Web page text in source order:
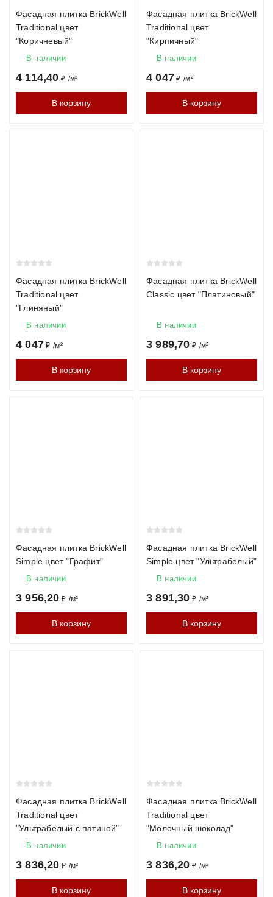
Фасадная плитка BrickWell
Traditional цвет
"Коричневый"
В наличии
4 114,40 ₽ /м²
В корзину
Фасадная плитка BrickWell
Traditional цвет
"Кирпичный"
В наличии
4 047 ₽ /м²
В корзину
Фасадная плитка BrickWell
Traditional цвет
"Глиняный"
В наличии
4 047 ₽ /м²
В корзину
Фасадная плитка BrickWell
Classic цвет "Платиновый"
В наличии
3 989,70 ₽ /м²
В корзину
Фасадная плитка BrickWell
Simple цвет "Графит"
В наличии
3 956,20 ₽ /м²
В корзину
Фасадная плитка BrickWell
Simple цвет "Ультрабелый"
В наличии
3 891,30 ₽ /м²
В корзину
Фасадная плитка BrickWell
Traditional цвет
"Ультрабелый с патиной"
В наличии
3 836,20 ₽ /м²
В корзину
Фасадная плитка BrickWell
Traditional цвет
"Молочный шоколад"
В наличии
3 836,20 ₽ /м²
В корзину